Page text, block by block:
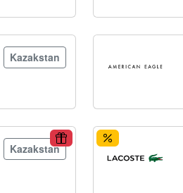
Kazakstan
Kazakstan